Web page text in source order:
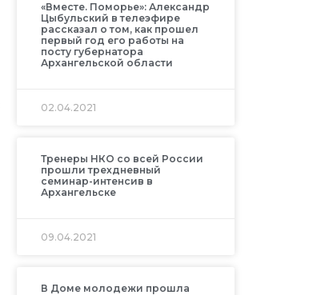
«Вместе. Поморье»: Александр
Цыбульский в телеэфире
рассказал о том, как прошел
первый год его работы на
посту губернатора
Архангельской области
02.04.2021
Тренеры НКО со всей России
прошли трехдневный
семинар-интенсив в
Архангельске
09.04.2021
В Доме молодежи прошла